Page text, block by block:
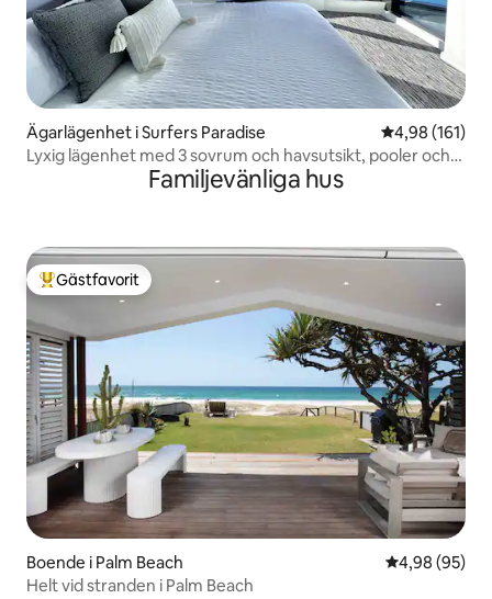
Ägarlägenhet i Surfers Paradise 4,98 av 5 i
4,98 (161)
Lyxig lägenhet med 3 sovrum och havsutsikt, pooler och
Familjevänliga hus
Populär gästfavorit
Gästfavorit
Boende i Palm Beach 4,98 av 5 i
4,98 (95)
Helt vid stranden i Palm Beach